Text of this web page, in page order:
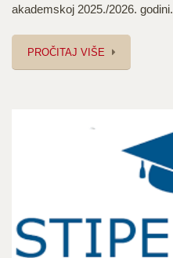
akademskoj 2025./2026. godini.
PROČITAJ VIŠE